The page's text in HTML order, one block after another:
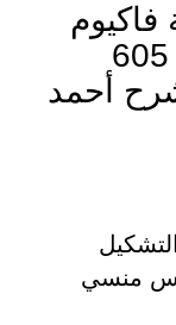
التشكيل الحراري موديل 605
أحمد
المهندس منسي